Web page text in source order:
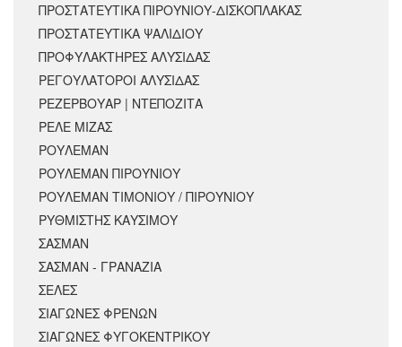
ΠΡΟΣΤΑΤΕΥΤΙΚΑ ΠΙΡΟΥΝΙΟΥ-ΔΙΣΚΟΠΛΑΚΑΣ
ΠΡΟΣΤΑΤΕΥΤΙΚΑ ΨΑΛΙΔΙΟΥ
ΠΡΟΦΥΛΑΚΤΗΡΕΣ ΑΛΥΣΙΔΑΣ
ΡΕΓΟΥΛΑΤΟΡΟΙ ΑΛΥΣΙΔΑΣ
ΡΕΖΕΡΒΟΥΑΡ | ΝΤΕΠΟΖΙΤΑ
ΡΕΛΕ ΜΙΖΑΣ
ΡΟΥΛΕΜΑΝ
ΡΟΥΛΕΜΑΝ ΠΙΡΟΥΝΙΟΥ
ΡΟΥΛΕΜΑΝ ΤΙΜΟΝΙΟΥ / ΠΙΡΟΥΝΙΟΥ
ΡΥΘΜΙΣΤΗΣ ΚΑΥΣΙΜΟΥ
ΣΑΣΜΑΝ
ΣΑΣΜΑΝ - ΓΡΑΝΑΖΙΑ
ΣΕΛΕΣ
ΣΙΑΓΩΝΕΣ ΦΡΕΝΩΝ
ΣΙΑΓΩΝΕΣ ΦΥΓΟΚΕΝΤΡΙΚΟΥ